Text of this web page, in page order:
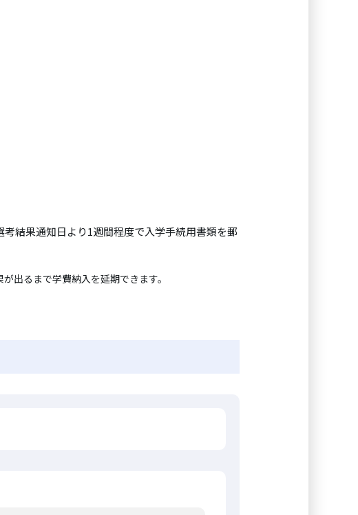
結果通知日より1週間程度で入学手続用書類を郵
出るまで学費納入を延期できます。